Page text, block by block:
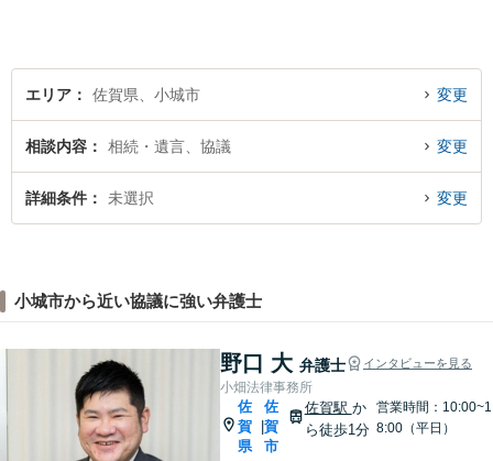
エリア 佐賀県、小城市 変更
相談内容 相続・遺言、協議 変更
詳細条件 未選択 変更
小城市から近い協議に強い弁護士
野口 大 弁護士 インタビューを見る
小畑法律事務所
佐
賀
県
|
佐
賀
市
佐賀駅 か
ら徒歩1分
営業時間：10:00~1
8:00（平日）